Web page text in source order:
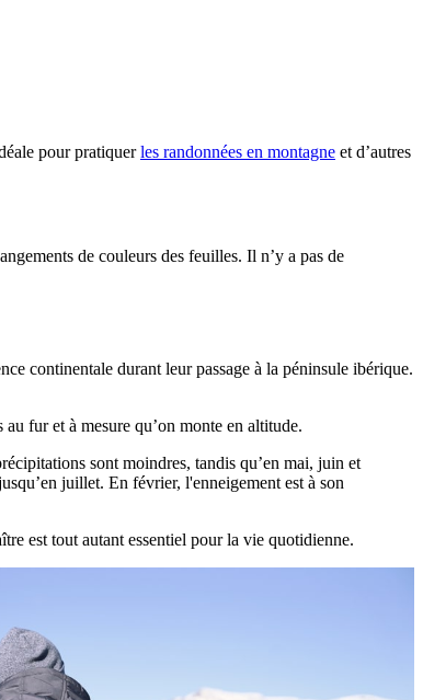
pour pratiquerles randonnées en montagne et d’autres
de couleurs des feuilles. Il n’y a pas de
continentale durant leur passage à la péninsule ibérique.
fur et à mesure qu’on monte en altitude.
sont moindres, tandis qu’en mai, juin et
juillet. En février, l'enneigement est à son
est tout autant essentiel pour la vie quotidienne.